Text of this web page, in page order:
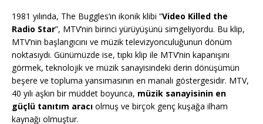
1981 yılında, The Buggles’ın ikonik klibi “Video Killed the
Radio Star”, MTV’nin birinci yürüyüşünü simgeliyordu. Bu klip,
MTV’nin başlangıcını ve müzik televizyonculuğunun dönüm
noktasıydı. Günümüzde ise, tıpkı klip ile MTV’nin kapanışını
görmek, teknolojik ve müzik sanayisindeki derin dönüşümün
beşere ve topluma yansımasının en manalı göstergesidir. MTV,
40 yılı aşkın bir müddet boyunca, müzik sanayisinin en
güçlü tanıtım aracı olmuş ve birçok genç kuşağa ilham
kaynağı olmuştur.